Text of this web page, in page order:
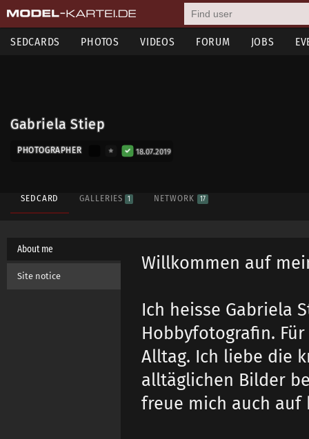
SEDCARDS PHOTOS VIDEOS FORUM JOBS
Gabriela Stiep
PHOTOGRAPHER 18.07.2019
SEDCARD GALLERIES 1 NETWORK 17
About me
Site notice
Willkommen auf
Ich heisse Gabriela
Hobbyfotografin.
Alltag. Ich liebe die
alltäglichen Bilder
freue mich auch auf